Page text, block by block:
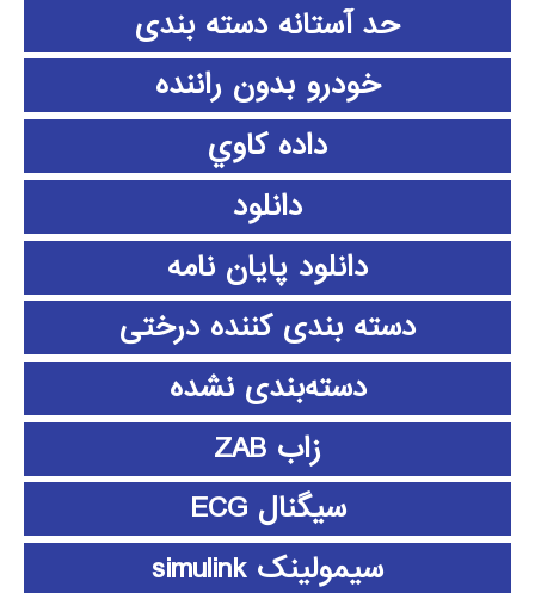
حد آستانه دسته بندی
خودرو بدون راننده
داده كاوي
دانلود
دانلود پايان نامه
دسته بندی کننده درختی
دسته‌بندی نشده
زاب ZAB
سیگنال ECG
سیمولینک simulink